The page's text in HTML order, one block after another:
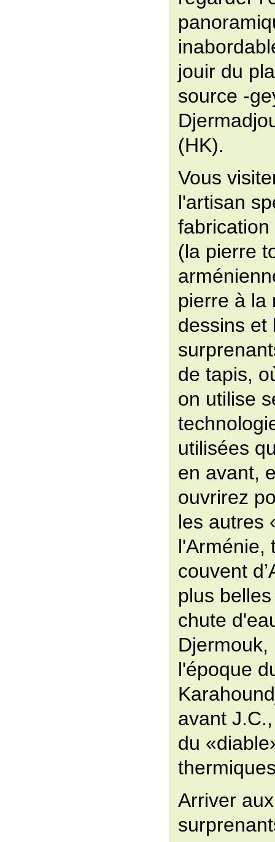
jouir du
source -
(HK).
Vous
l'artisan
(la pierre
pierre à la
dessins et
de tapis,
on utilise
utilisées
en avant,
ouvrirez
les autres
l'Arménie,
couvent
plus
chute
l'époque
avant
du
Arriver